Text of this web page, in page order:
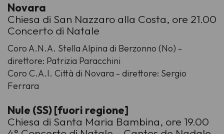
Novara
Chiesa di San Nazzaro alla Costa, ore 21.00
Concerto di Natale
Coro A.N.A. Stella Alpina di Berzonno (No) -
direttore: Patrizia Paracchini
Coro C.A.I. Città di Novara - direttore: Sergio
Ferrara
Nule (SS) [fuori regione]
Chiesa di Santa Maria Bambina, ore 19.00